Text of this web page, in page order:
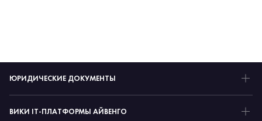
ЮРИДИЧЕСКИЕ ДОКУМЕНТЫ
ВИКИ IT-ПЛАТФОРМЫ АЙВЕНГО